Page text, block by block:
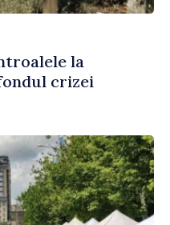
la
crizei